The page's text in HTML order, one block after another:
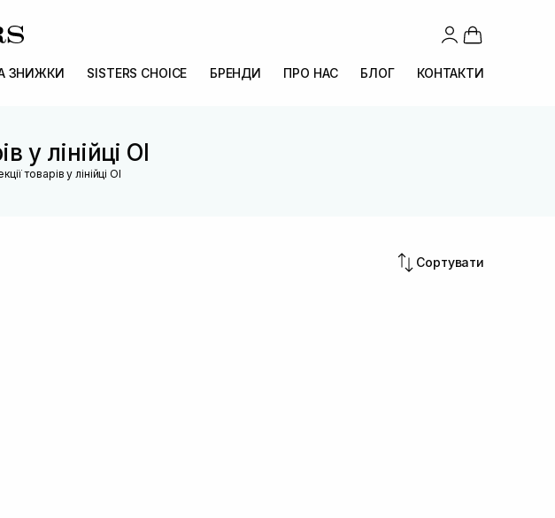
ЗНИЖКИ SISTERS CHOICE БРЕНДИ ПРО НАС БЛОГ КОНТАКТИ
у лінійці OI
товарів у лінійці OI
Сортувати